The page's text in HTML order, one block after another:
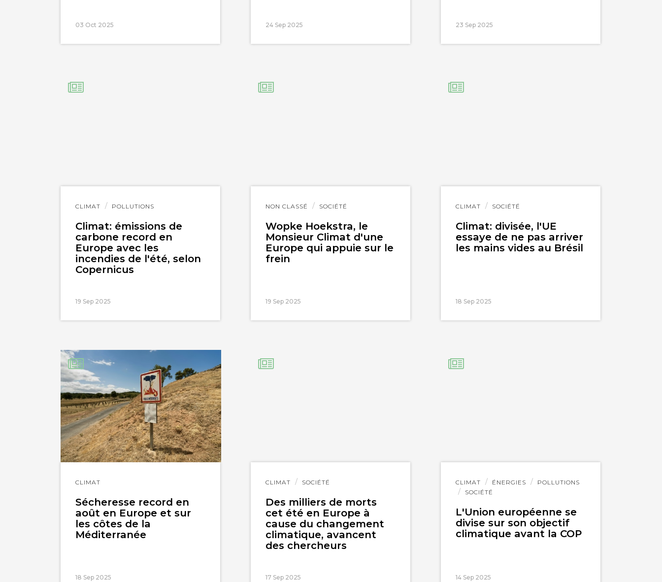
03 Oct 2025 24 Sep 2025 23 Sep 2025
CLIMAT POLLUTIONS
Climat: émissions de
carbone record en
Europe avec les
incendies de l'été, selon
Copernicus
19 Sep 2025
Lire
NON CLASSÉ SOCIÉTÉ
Wopke Hoekstra, le
Monsieur Climat d'une
Europe qui appuie sur le
frein
19 Sep 2025
Lire
CLIMAT SOCIÉTÉ
Climat: divisée, l'UE
essaye de ne pas arriver
les mains vides au Brésil
18 Sep 2025
Lire
CLIMAT
Sécheresse record en
août en Europe et sur
les côtes de la
Méditerranée
18 Sep 2025
Lire
CLIMAT SOCIÉTÉ
Des milliers de morts
cet été en Europe à
cause du changement
climatique, avancent
des chercheurs
17 Sep 2025
Lire
CLIMAT ÉNERGIES
POLLUTIONS
SOCIÉTÉ
L'Union européenne se
divise sur son objectif
climatique avant la COP
14 Sep 2025
Lire
l'article